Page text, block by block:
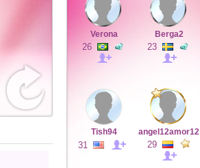
Verona
26
Berga2
23
Tish94
31
angel12amor12
29